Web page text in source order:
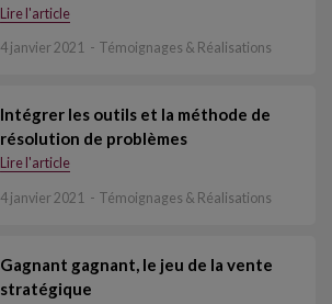
Lire l'article
4 janvier 2021 Témoignages & Réalisations
Intégrer les outils et la méthode de
résolution de problèmes
Lire l'article
4 janvier 2021 Témoignages & Réalisations
Gagnant gagnant, le jeu de la vente
stratégique